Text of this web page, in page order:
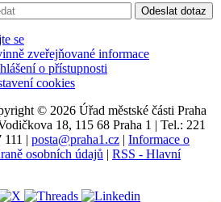
Odeslat dotaz
se
zveřejňované informace
o přístupnosti
cookies
© 2026 Úřad městské části Praha
18, 115 68 Praha 1 | Tel.: 221
111 | posta@praha1.cz | Informace o
osobních údajů | RSS - Hlavní